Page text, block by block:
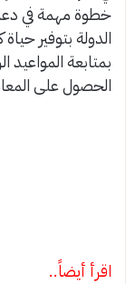
خطوة مهمة في دعم
الدولة بتوفير
بمتابعة
الحصول على
اقرأ أيضاً..